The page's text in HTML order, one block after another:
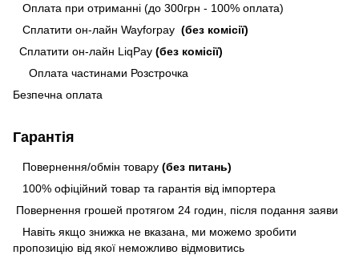
Оплата при отриманні (до 300грн - 100% оплата)
Сплатити он-лайн Wayforpay (без комісії)
Сплатити он-лайн LiqPay (без комісії)
Оплата частинами Розстрочка
Безпечна оплата
Гарантія
Повернення/обмін товару (без питань)
100% офіційний товар та гарантія від імпортера
Повернення грошей протягом 24 годин, після подання заяви
Навіть якщо знижка не вказана, ми можемо зробити
пропозицію від якої неможливо відмовитись